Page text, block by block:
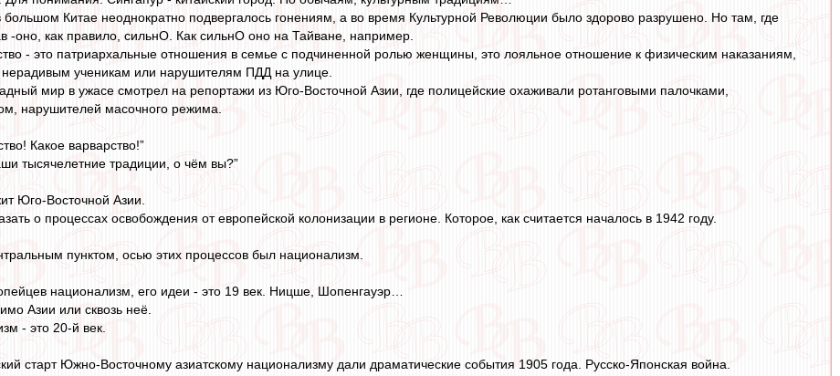
большом Китае неоднократно подвергалось гонениям, а во время Культурной Революции было здорово разрушено. Но там, где
-оно, как правило, сильнО. Как сильнО оно на Тайване, например.
- это патриархальные отношения в семье с подчиненной ролью женщины, это лояльное отношение к физическим наказаниям,
ученикам или нарушителям ПДД на улице.
мир в ужасе смотрел на репортажи из Юго-Восточной Азии, где полицейские охаживали ротанговыми палочками,
нарушителей масочного режима.
Какое варварство!”
тысячелетние традиции, о чём вы?”
Юго-Восточной Азии.
о процессах освобождения от европейской колонизации в регионе. Которое, как считается началось в 1942 году.
пунктом, осью этих процессов был национализм.
национализм, его идеи - это 19 век. Ницше, Шопенгауэр…
Азии или сквозь неё.
- это 20-й век.
старт Южно-Восточному азиатскому национализму дали драматические события 1905 года. Русско-Японская война.